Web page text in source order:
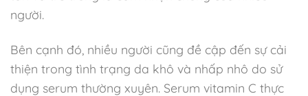
người.
Bên cạnh đó, nhiều người cũng đề cập đến sự cải
thiện trong tình trạng da khô và nhấp nhô do sử
dụng serum thường xuyên. Serum vitamin C thực